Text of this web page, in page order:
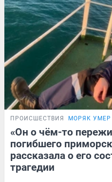
ПРОИСШЕСТВИЯ МОРЯК
«Он о чём-то
погибшего
рассказала о его
трагедии